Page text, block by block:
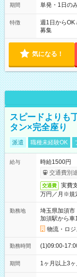
期間 単発・1日の
特徴
週1日からOK
募集
気になる！
スピードよりも
タン×完全座り
派遣 職種未経験OK
給与
時給1500円
交通費別
交通費
実費
万円／月※規
勤務地
埼玉県加須市
加須駅から車
物流・ロ
勤務時間 (1)09:00-
期間 1ヶ月以上3